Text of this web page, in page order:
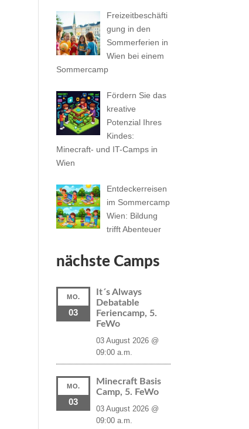
Freizeitbeschäfti
gung in den
Sommerferien in
Wien bei einem
Sommercamp
Fördern Sie das
kreative
Potenzial Ihres
Kindes:
Minecraft- und IT-Camps in
Wien
Entdeckerreisen
im Sommercamp
Wien: Bildung
trifft Abenteuer
nächste Camps
MO.
03
It´s Always
Debatable
Feriencamp, 5.
FeWo
03 August 2026 @
09:00 a.m.
MO.
03
Minecraft Basis
Camp, 5. FeWo
03 August 2026 @
09:00 a.m.